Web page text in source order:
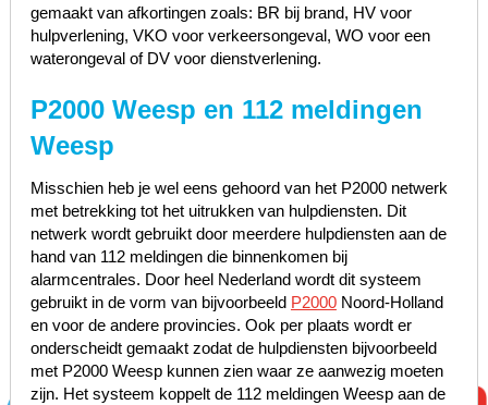
gemaakt van afkortingen zoals: BR bij brand, HV voor
hulpverlening, VKO voor verkeersongeval, WO voor een
waterongeval of DV voor dienstverlening.
P2000 Weesp en 112 meldingen
Weesp
Misschien heb je wel eens gehoord van het P2000 netwerk
met betrekking tot het uitrukken van hulpdiensten. Dit
netwerk wordt gebruikt door meerdere hulpdiensten aan de
hand van 112 meldingen die binnenkomen bij
alarmcentrales. Door heel Nederland wordt dit systeem
gebruikt in de vorm van bijvoorbeeld P2000Noord-Holland
en voor de andere provincies. Ook per plaats wordt er
onderscheidt gemaakt zodat de hulpdiensten bijvoorbeeld
met P2000 Weesp kunnen zien waar ze aanwezig moeten
zijn. Het systeem koppelt de 112 meldingen Weesp aan de